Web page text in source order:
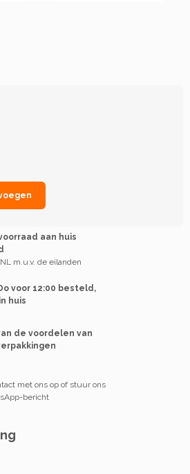
aan huis
m.u.v. de eilanden
voor 12:00 besteld,
huis
de voordelen van
met ons op of stuur ons
bericht